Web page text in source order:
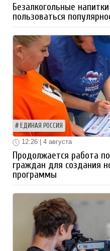
Безалкогольные
пользоваться
ЕДИНАЯ РОССИЯ
12:26 | 4 августа
Продолжается работа
граждан для создания
программы